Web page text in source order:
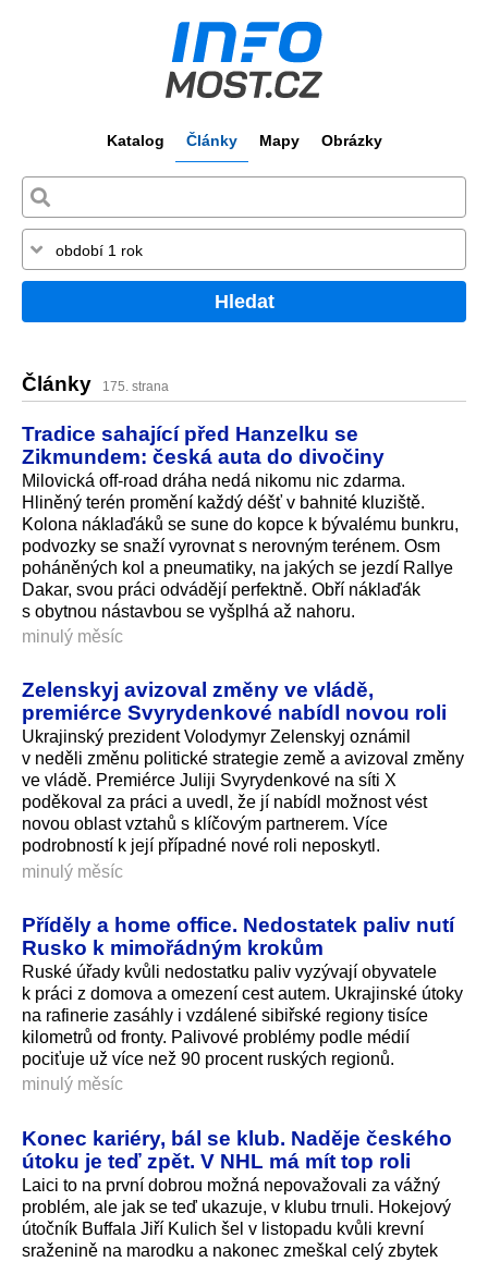
Katalog Články Mapy Obrázky
Hledat
Články 175. strana
Tradice sahající před Hanzelku se
Zikmundem: česká auta do divočiny
Milovická off-road dráha nedá nikomu nic zdarma.
Hliněný terén promění každý déšť v bahnité kluziště.
Kolona náklaďáků se sune do kopce k bývalému bunkru,
podvozky se snaží vyrovnat s nerovným terénem. Osm
poháněných kol a pneumatiky, na jakých se jezdí Rallye
Dakar, svou práci odvádějí perfektně. Obří náklaďák
s obytnou nástavbou se vyšplhá až nahoru.
minulý měsíc
Zelenskyj avizoval změny ve vládě,
premiérce Svyrydenkové nabídl novou roli
Ukrajinský prezident Volodymyr Zelenskyj oznámil
v neděli změnu politické strategie země a avizoval změny
ve vládě. Premiérce Juliji Svyrydenkové na síti X
poděkoval za práci a uvedl, že jí nabídl možnost vést
novou oblast vztahů s klíčovým partnerem. Více
podrobností k její případné nové roli neposkytl.
minulý měsíc
Příděly a home office. Nedostatek paliv nutí
Rusko k mimořádným krokům
Ruské úřady kvůli nedostatku paliv vyzývají obyvatele
k práci z domova a omezení cest autem. Ukrajinské útoky
na rafinerie zasáhly i vzdálené sibiřské regiony tisíce
kilometrů od fronty. Palivové problémy podle médií
pociťuje už více než 90 procent ruských regionů.
minulý měsíc
Konec kariéry, bál se klub. Naděje českého
útoku je teď zpět. V NHL má mít top roli
Laici to na první dobrou možná nepovažovali za vážný
problém, ale jak se teď ukazuje, v klubu trnuli. Hokejový
útočník Buffala Jiří Kulich šel v listopadu kvůli krevní
sraženině na marodku a nakonec zmeškal celý zbytek